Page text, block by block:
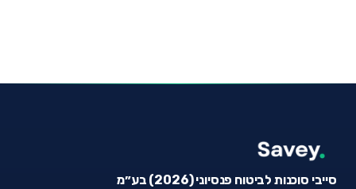
סייבי סוכנות לביטוח פנסיוני (2026) בע״מ